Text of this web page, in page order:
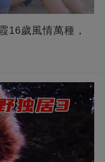
16歲風情萬種，